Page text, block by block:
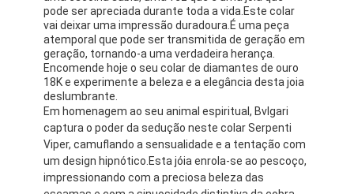
pode ser apreciada durante toda a vida.Este colar
vai deixar uma impressão duradoura.É uma peça
atemporal que pode ser transmitida de geração em
geração, tornando-a uma verdadeira herança.
Encomende hoje o seu colar de diamantes de ouro
18K e experimente a beleza e a elegância desta joia
deslumbrante.
Em homenagem ao seu animal espiritual, Bvlgari
captura o poder da sedução neste colar Serpenti
Viper, camuflando a sensualidade e a tentação com
um design hipnótico.Esta jóia enrola-se ao pescoço,
impressionando com a preciosa beleza das